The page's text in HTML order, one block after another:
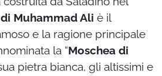
Muhammad Ali è il
e la ragione principale
la “Moschea di
pietra bianca, gli altissimi e